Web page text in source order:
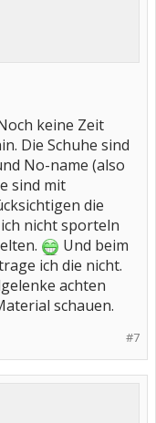
keine Zeit
Die Schuhe sind
No-name (also
sind mit
die
nicht sporteln
Und beim
ich die nicht.
achten
schauen.
#7